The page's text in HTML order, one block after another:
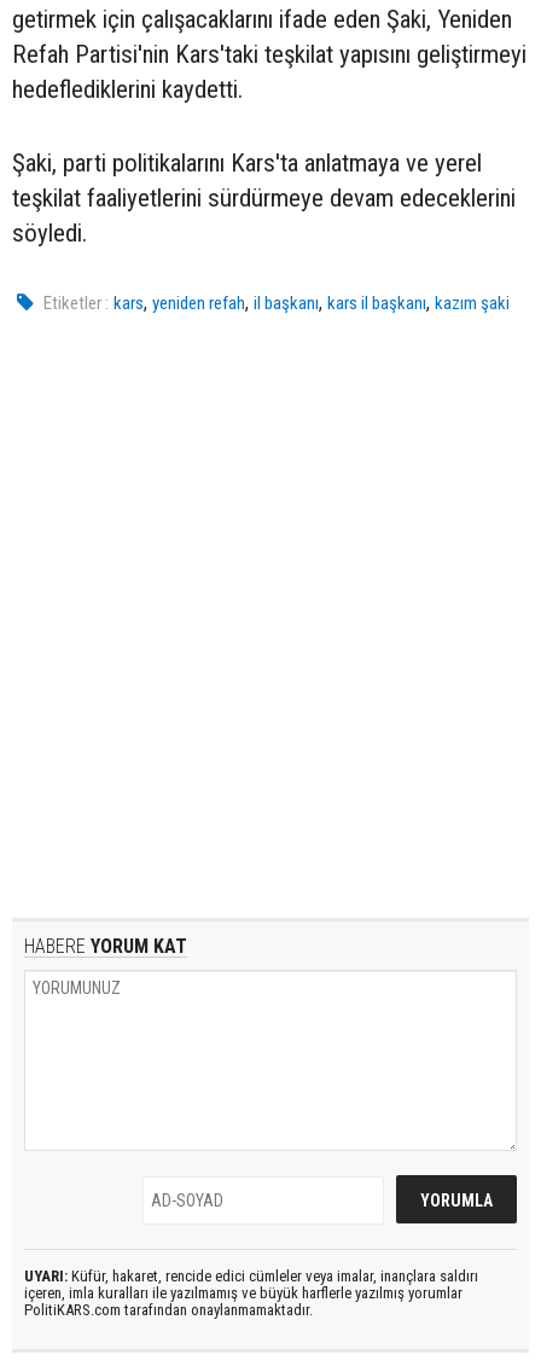
getirmek için çalışacaklarını ifade eden Şaki, Yeniden
Refah Partisi'nin Kars'taki teşkilat yapısını geliştirmeyi
hedeflediklerini kaydetti.
Şaki, parti politikalarını Kars'ta anlatmaya ve yerel
teşkilat faaliyetlerini sürdürmeye devam edeceklerini
söyledi.
Etiketler : kars,yeniden refah,il başkanı,kars il başkanı,kazım şaki
HABERE YORUM KAT
UYARI: Küfür, hakaret, rencide edici cümleler veya imalar, inançlara saldırı
içeren, imla kuralları ile yazılmamış ve büyük harflerle yazılmış yorumlar
PolitiKARS.com tarafından onaylanmamaktadır.